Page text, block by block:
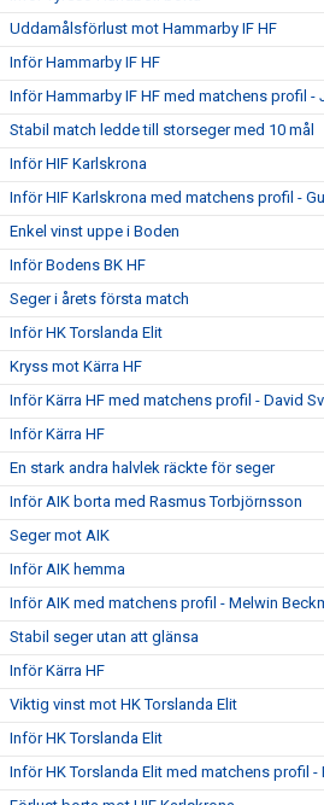
Uddamålsförlust mot Hammarby IF HF
Inför Hammarby IF HF
Inför Hammarby IF HF med matchens profil -
Stabil match ledde till storseger med 10 mål
Inför HIF Karlskrona
Inför HIF Karlskrona med matchens profil -
Enkel vinst uppe i Boden
Inför Bodens BK HF
Seger i årets första match
Inför HK Torslanda Elit
Kryss mot Kärra HF
Inför Kärra HF med matchens profil - David
Inför Kärra HF
En stark andra halvlek räckte för seger
Inför AIK borta med Rasmus Torbjörnsson
Seger mot AIK
Inför AIK hemma
Inför AIK med matchens profil - Melwin
Stabil seger utan att glänsa
Inför Kärra HF
Viktig vinst mot HK Torslanda Elit
Inför HK Torslanda Elit
Inför HK Torslanda Elit med matchens profil -